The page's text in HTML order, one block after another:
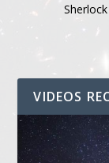
VIDEOS